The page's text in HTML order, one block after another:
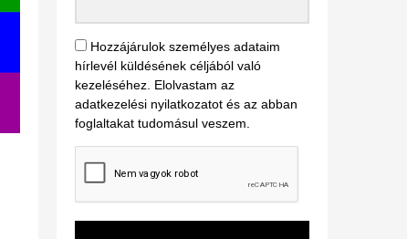
Hozzájárulok személyes adataim
hírlevél küldésének céljából való
kezeléséhez. Elolvastam az
adatkezelési nyilatkozatot és az abban
foglaltakat tudomásul veszem.